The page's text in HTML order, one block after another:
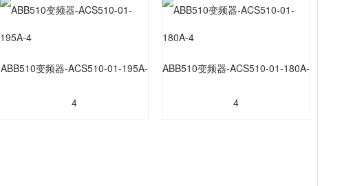
ABB510变频器-ACS510-01-195A-
4
ABB510变频器-ACS510-01-180A-
4